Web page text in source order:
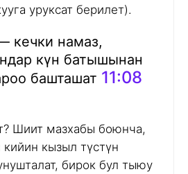
уруксат берилет).
кечки намаз,
күн батышынан
башташат 11:08
Шиит мазхабы боюнча,
кызыл түстүн
бирок бул тыюу